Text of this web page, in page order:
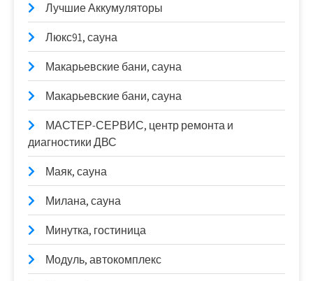
Лучшие Аккумуляторы
Люкс91, сауна
Макарьевские бани, сауна
Макарьевские бани, сауна
МАСТЕР-СЕРВИС, центр ремонта и
диагностики ДВС
Маяк, сауна
Милана, сауна
Минутка, гостиница
Модуль, автокомплекс